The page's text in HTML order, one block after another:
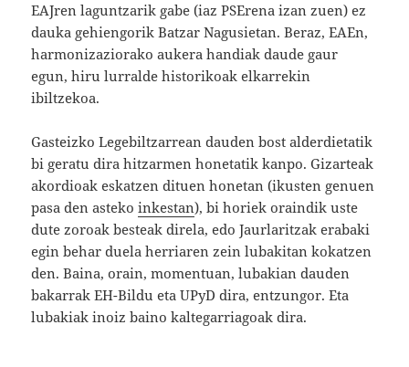
EAJren laguntzarik gabe (iaz PSErena izan zuen) ez
dauka gehiengorik Batzar Nagusietan. Beraz, EAEn,
harmonizaziorako aukera handiak daude gaur
egun, hiru lurralde historikoak elkarrekin
ibiltzekoa.
Gasteizko Legebiltzarrean dauden bost alderdietatik
bi geratu dira hitzarmen honetatik kanpo. Gizarteak
akordioak eskatzen dituen honetan (ikusten genuen
pasa den astekoinkestan), bi horiek oraindik uste
dute zoroak besteak direla, edo Jaurlaritzak erabaki
egin behar duela herriaren zein lubakitan kokatzen
den. Baina, orain, momentuan, lubakian dauden
bakarrak EH-Bildu eta UPyD dira, entzungor. Eta
lubakiak inoiz baino kaltegarriagoak dira.